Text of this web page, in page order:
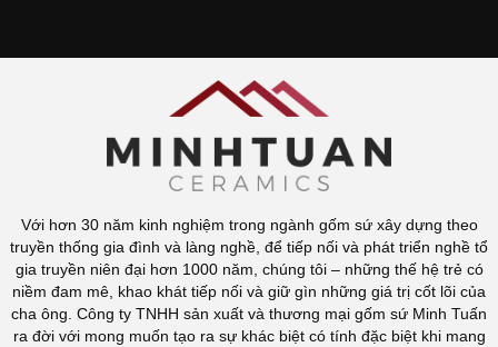
Với hơn 30 năm kinh nghiệm trong ngành gốm sứ xây dựng theo
truyền thống gia đình và làng nghề, để tiếp nối và phát triển nghề tổ
gia truyền niên đại hơn 1000 năm, chúng tôi – những thế hệ trẻ có
niềm đam mê, khao khát tiếp nối và giữ gìn những giá trị cốt lõi của
cha ông. Công ty TNHH sản xuất và thương mại gốm sứ Minh Tuấn
ra đời với mong muốn tạo ra sự khác biệt có tính đặc biệt khi mang